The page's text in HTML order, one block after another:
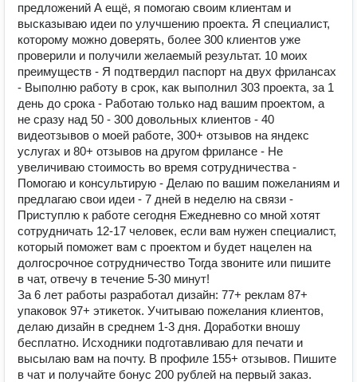
предложений А ещё, я помогаю своим клиентам и
высказываю идеи по улучшению проекта. Я специалист,
которому можно доверять, более 300 клиентов уже
проверили и получили желаемый результат. 10 моих
преимуществ - Я подтвердил паспорт на двух фрилансах
- Выполню работу в срок, как выполнил 303 проекта, за 1
день до срока - Работаю только над вашим проектом, а
не сразу над 50 - 300 довольных клиентов - 40
видеотзывов о моей работе, 300+ отзывов на яндекс
услугах и 80+ отзывов на другом фрилансе - Не
увеличиваю стоимость во время сотрудничества -
Помогаю и консультирую - Делаю по вашим пожеланиям и
предлагаю свои идеи - 7 дней в неделю на связи -
Приступлю к работе сегодня Ежедневно со мной хотят
сотрудничать 12-17 человек, если вам нужен специалист,
который поможет вам с проектом и будет нацелен на
долгосрочное сотрудничество Тогда звоните или пишите
в чат, отвечу в течение 5-30 минут!
За 6 лет работы разработал дизайн: 77+ реклам 87+
упаковок 97+ этикеток. Учитываю пожелания клиентов,
делаю дизайн в среднем 1-3 дня. Доработки вношу
бесплатно. Исходники подготавливаю для печати и
высылаю вам на почту. В профиле 155+ отзывов. Пишите
в чат и получайте бонус 200 рублей на первый заказ.